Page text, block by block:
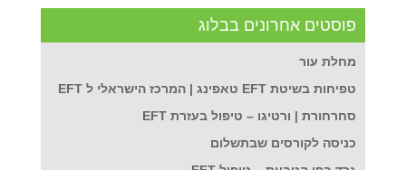
פוסטים אחרונים בבלוג
מחלת עור
טפיחות בשיטת EFT טאפינג | המרכז הישראלי ל EFT
סחרחורת | ורטיגו – טיפול בעזרת EFT
כניסה לקורסים שבתשלום